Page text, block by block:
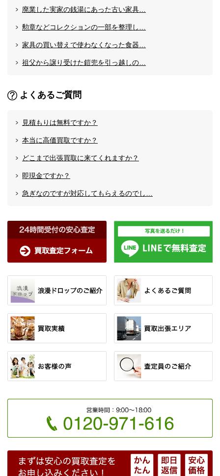
廃業した実家の銭湯にあった古い家具…
勲章などコレクションの一部を整理し…
家具の買い替えで使わなくなった食器…
祖父から譲り受けた鎧兜を引っ越しの…
よくあるご質問
見積もりは無料ですか？
本当に高価買取ですか？
どこまで出張買取に来てくれますか？
即現金ですか？
急ぎなのですが対応してもらえるのでし…